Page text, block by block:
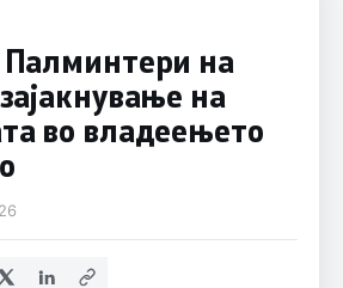
Палминтери на
на
во владеењето